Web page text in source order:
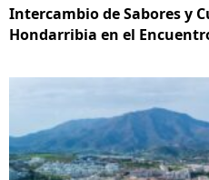
Intercambio de Sabores y
Hondarribia en el